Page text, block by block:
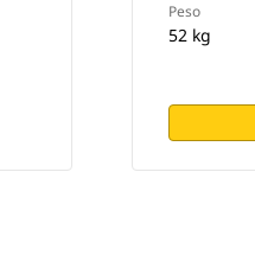
Peso
52 kg